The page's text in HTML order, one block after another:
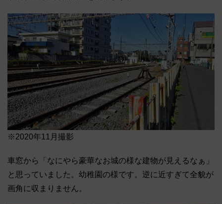
※2020年11月撮影
車窓から「なにやら豪華なお城の様な建物が見えるなぁ」
と思っていました。幼稚園の様です。逆に近すぎて全貌が
画角に収まりません。